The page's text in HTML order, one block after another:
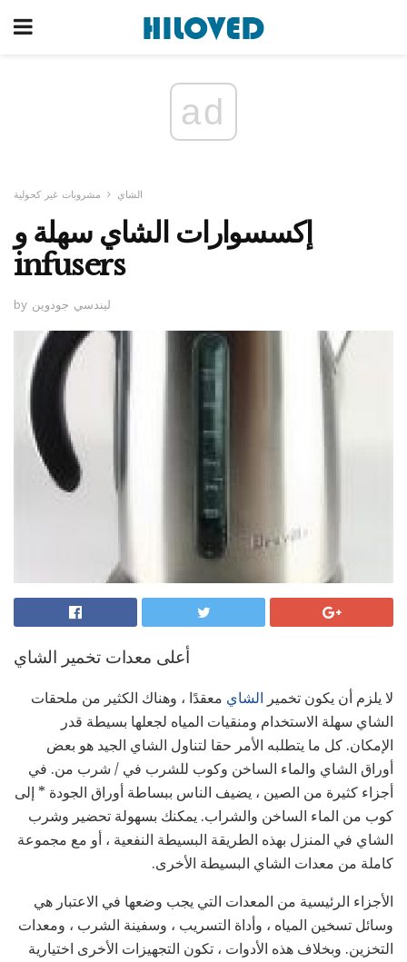
ad
الشاي مشروبات غير كحولية
إكسسوارات الشاي سهلة و
infusers
by ليندسي جودوين
أعلى معدات تخمير الشاي
لا يلزم أن يكون تخمير الشاي معقدًا ، وهناك الكثير من ملحقات
الشاي سهلة الاستخدام ومنقيات المياه لجعلها بسيطة قدر
الإمكان. كل ما يتطلبه الأمر حقا لتناول الشاي الجيد هو بعض
أوراق الشاي والماء الساخن وكوب للشرب في / شرب من. في
أجزاء كثيرة من الصين ، يضيف الناس ببساطة أوراق الجودة * إلى
كوب من الماء الساخن والشراب. يمكنك بسهولة تحضير وشرب
الشاي في المنزل بهذه الطريقة البسيطة النفعية ، أو مع مجموعة
كاملة من معدات الشاي البسيطة الأخرى.
الأجزاء الرئيسية من المعدات التي يجب وضعها في الاعتبار هي
وسائل تسخين المياه ، وأداة التسريب ، وسفينة الشرب ، ومعدات
التخزين. وبخلاف هذه الأدوات ، تكون التجهيزات الأخرى اختيارية